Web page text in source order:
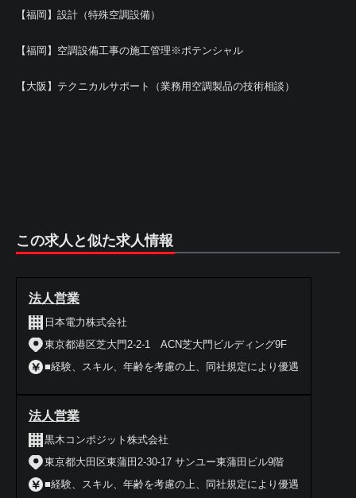
【福岡】設計（特殊空調設備）
【福岡】空調設備工事の施工管理※ポテンシャル
【大阪】テクニカルサポート（業務用空調製品の技術相談）
この求人と似た求人情報
法人営業
日本電力株式会社
東京都港区芝大門2-2-1 ACN芝大門ビルディング9F
■経験、スキル、年齢を考慮の上、同社規定により優遇
法人営業
黒木コンポジット株式会社
東京都大田区東蒲田2-30-17 サンユー東蒲田ビル9階
■経験、スキル、年齢を考慮の上、同社規定により優遇